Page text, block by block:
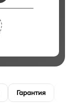
Гарантия